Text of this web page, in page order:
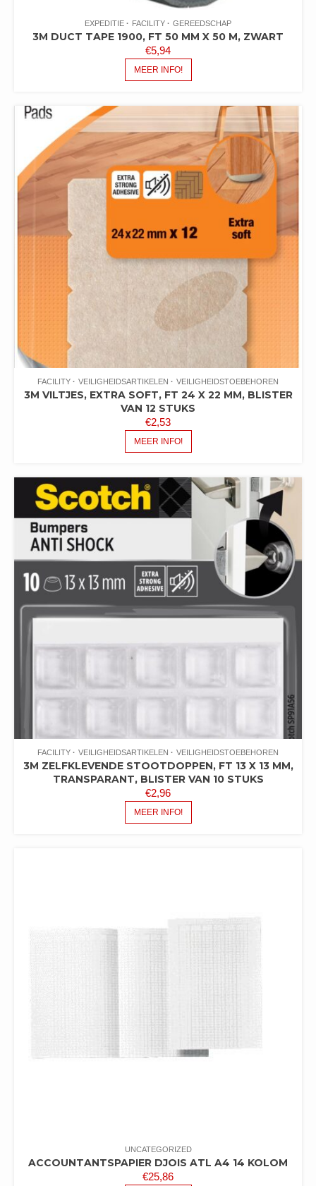
EXPEDITIE FACILITY GEREEDSCHAP
3M DUCT TAPE 1900, FT 50 MM X 50 M, ZWART
€5,94
MEER INFO!
FACILITY VEILIGHEIDSARTIKELEN VEILIGHEIDSTOEBEHOREN
3M VILTJES, EXTRA SOFT, FT 24 X 22 MM, BLISTER
VAN 12 STUKS
€2,53
MEER INFO!
FACILITY VEILIGHEIDSARTIKELEN VEILIGHEIDSTOEBEHOREN
3M ZELFKLEVENDE STOOTDOPPEN, FT 13 X 13 MM,
TRANSPARANT, BLISTER VAN 10 STUKS
€2,96
MEER INFO!
UNCATEGORIZED
ACCOUNTANTSPAPIER DJOIS ATL A4 14 KOLOM
€25,86